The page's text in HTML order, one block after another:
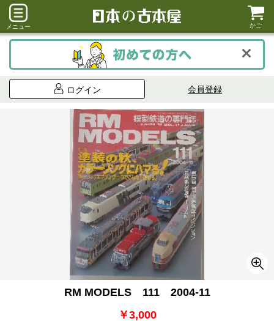
メニュー かご
ログイン 会員登録
RM MODELS 111 2004-11
￥3,000